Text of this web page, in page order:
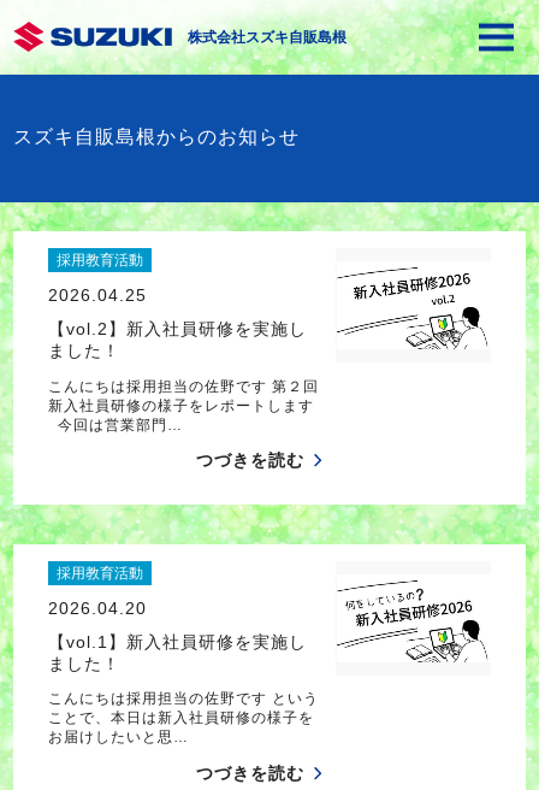
株式会社スズキ自販島根
スズキ自販島根からのお知らせ
採用教育活動
2026.04.25
【vol.2】新入社員研修を実施し
ました！
こんにちは採用担当の佐野です 第２回
新入社員研修の様子をレポートします
今回は営業部門…
つづきを読む
採用教育活動
2026.04.20
【vol.1】新入社員研修を実施し
ました！
こんにちは採用担当の佐野です という
ことで、本日は新入社員研修の様子を
お届けしたいと思…
つづきを読む